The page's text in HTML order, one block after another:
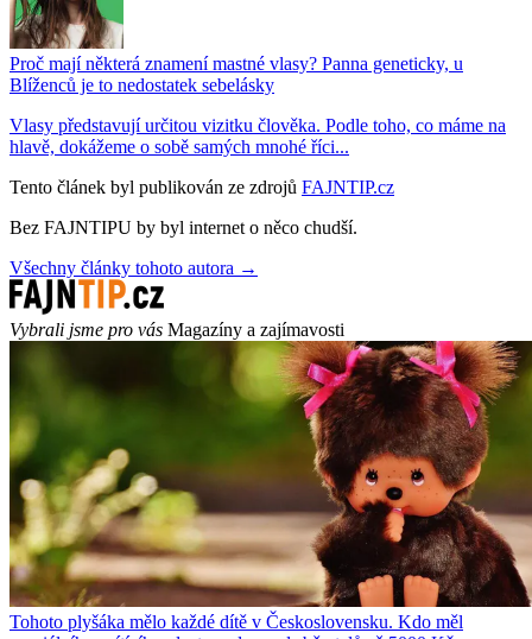
Proč mají některá znamení mastné vlasy? Panna geneticky, u
Blíženců je to nedostatek sebelásky
Vlasy představují určitou vizitku člověka. Podle toho, co máme na
hlavě, dokážeme o sobě samých mnohé říci...
Tento článek byl publikován ze zdrojů FAJNTIP.cz
Bez FAJNTIPU by byl internet o něco chudší.
Všechny články tohoto autora →
Vybrali jsme pro vás Magazíny a zajímavosti
Tohoto plyšáka mělo každé dítě v Československu. Kdo měl